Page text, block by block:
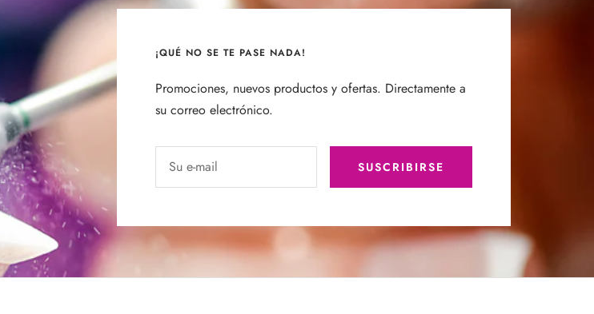
¡QUÉ NO SE TE PASE NADA!
Promociones, nuevos productos y ofertas. Directamente a
su correo electrónico.
Su e-mail SUSCRIBIRSE